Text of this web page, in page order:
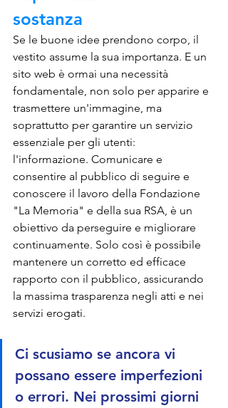
sostanza
Se le buone idee prendono corpo, il
vestito assume la sua importanza. E un
sito web è ormai una necessità
fondamentale, non solo per apparire e
trasmettere un'immagine, ma
soprattutto per garantire un servizio
essenziale per gli utenti:
l'informazione. Comunicare e
consentire al pubblico di seguire e
conoscere il lavoro della Fondazione
"La Memoria" e della sua RSA, è un
obiettivo da perseguire e migliorare
continuamente. Solo così è possibile
mantenere un corretto ed efficace
rapporto con il pubblico, assicurando
la massima trasparenza negli atti e nei
servizi erogati.
Ci scusiamo se ancora vi
possano essere imperfezioni
o errori. Nei prossimi giorni